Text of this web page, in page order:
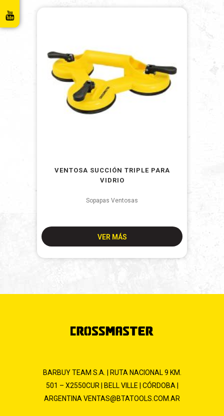
VENTOSA SUCCIÓN TRIPLE PARA
VIDRIO
Sopapas Ventosas
VER MÁS
BARBUY TEAM S.A. | RUTA NACIONAL 9 KM.
501 – X2550CUR | BELL VILLE | CÓRDOBA |
ARGENTINA VENTAS@BTATOOLS.COM.AR